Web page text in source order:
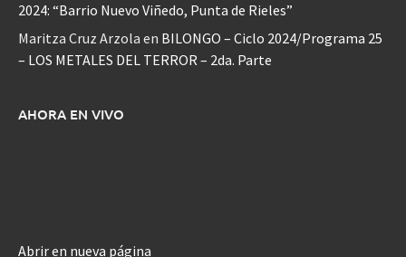
2024: “Barrio Nuevo Viñedo, Punta de Rieles”
Maritza Cruz Arzola en BILONGO – Ciclo 2024/Programa 25
– LOS METALES DEL TERROR – 2da. Parte
AHORA EN VIVO
Abrir en nueva página